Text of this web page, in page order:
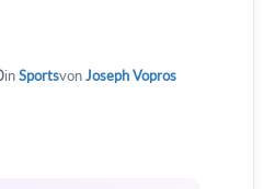
inSportsvonJoseph Vopros